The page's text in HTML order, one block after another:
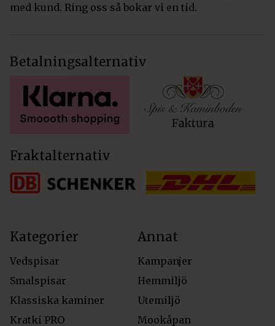
med kund. Ring oss så bokar vi en tid.
Betalningsalternativ
Fraktalternativ
Kategorier
Vedspisar
Smalspisar
Klassiska kaminer
Kratki PRO
Annat
Kampanjer
Hemmiljö
Utemiljö
Mookåpan